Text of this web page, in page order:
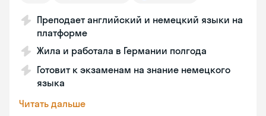
Преподает английский и немецкий языки на
платформе
Жила и работала в Германии полгода
Готовит к экзаменам на знание немецкого
языка
Читать дальше